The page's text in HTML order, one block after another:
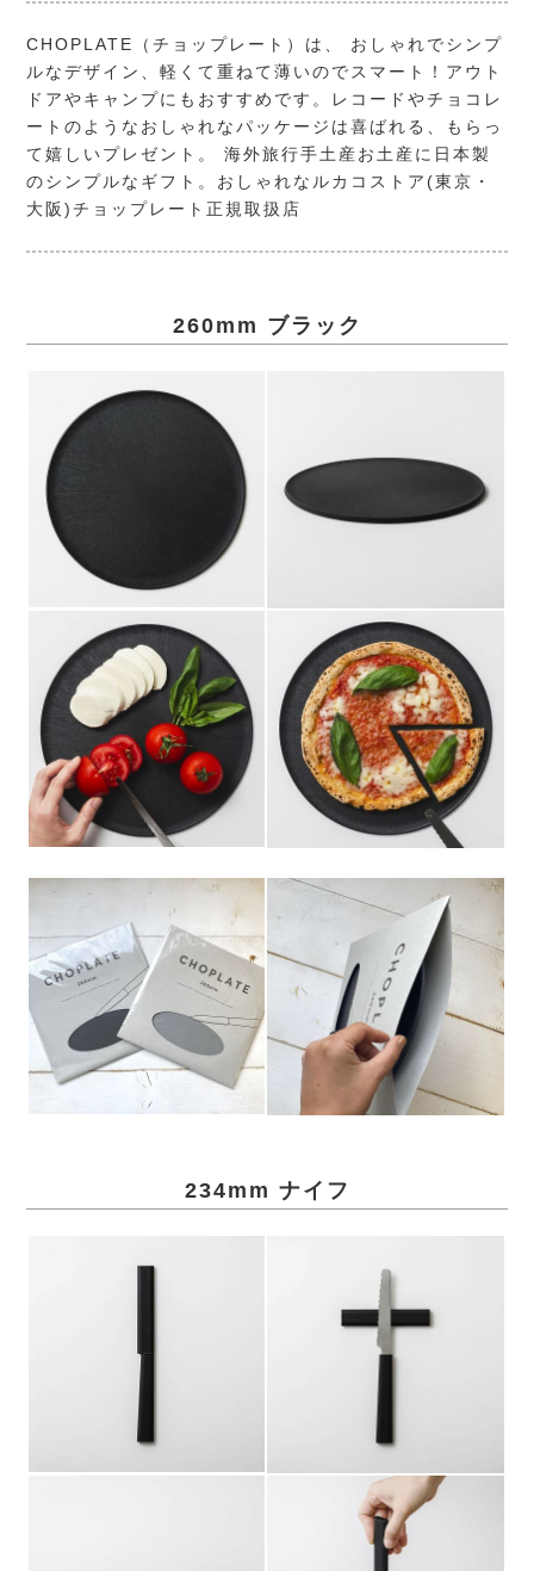
CHOPLATE（チョップレート） は、 おしゃれでシンプ
ルなデザイン、軽くて重ねて薄いのでスマート！アウト
ドアやキャンプにもおすすめです。レコードやチョコレ
ートのようなおしゃれなパッケージは喜ばれる、もらっ
て嬉しいプレゼント。 海外旅行手土産お土産に日本製
のシンプルなギフト。おしゃれなルカコストア(東京・
大阪)チョップレート正規取扱店
260mm ブラック
234mm ナイフ